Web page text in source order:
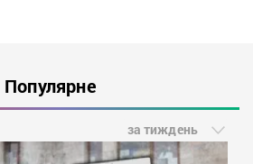
Популярне
за тиждень